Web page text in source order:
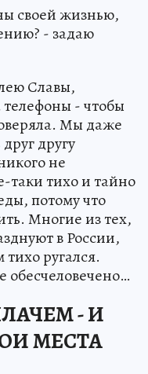
своей жизнью,
- задаю
Славы,
телефоны - чтобы
Мы даже
другу
не
таки тихо и тайно
потому что
Многие из тех,
в России,
ругался.
обесчеловечено…
- И
МЕСТА